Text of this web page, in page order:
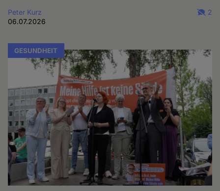
Peter Kurz
06.07.2026
2
GESUNDHEIT